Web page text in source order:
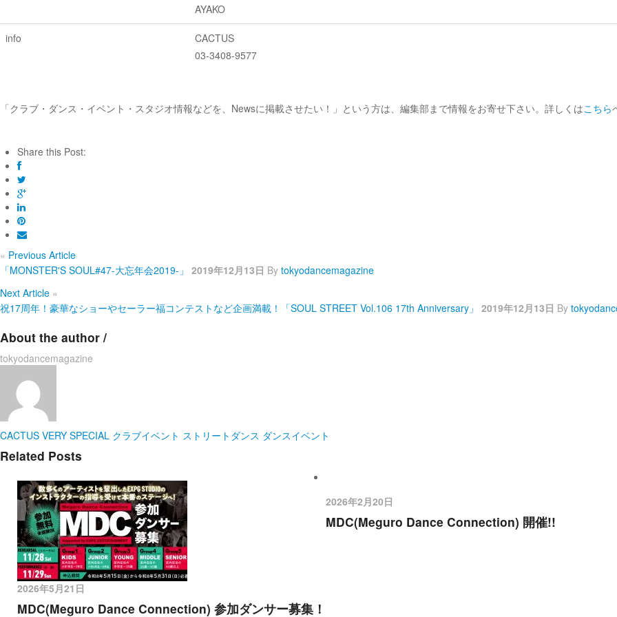
AYAKO
info
CACTUS
03-3408-9577
「クラブ・ダンス・イベント・スタジオ情報などを、Newsに掲載させたい！」という方は、編集部まで情報をお寄せ下さい。詳しくはこちら
Share this Post:
« Previous Article
「MONSTER'S SOUL#47-大忘年会2019-」 2019年12月13日 By tokyodancemagazine
Next Article »
祝17周年！豪華なショーやセーラー福コンテストなど企画満載！「SOUL STREET Vol.106 17th Anniversary」 2019年12月13日 By
About the author /
tokyodancemagazine
CACTUS VERY SPECIAL クラブイベント ストリートダンス ダンスイベント
Related Posts
2026年5月21日
MDC(Meguro Dance Connection) 参加ダンサー募集！
2026年2月20日
MDC(Meguro Dance Connection) 開催!!